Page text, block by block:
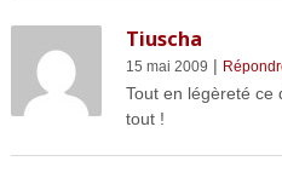
Tiuscha
15 mai 2009 |
Tout en légèreté ce
tout !